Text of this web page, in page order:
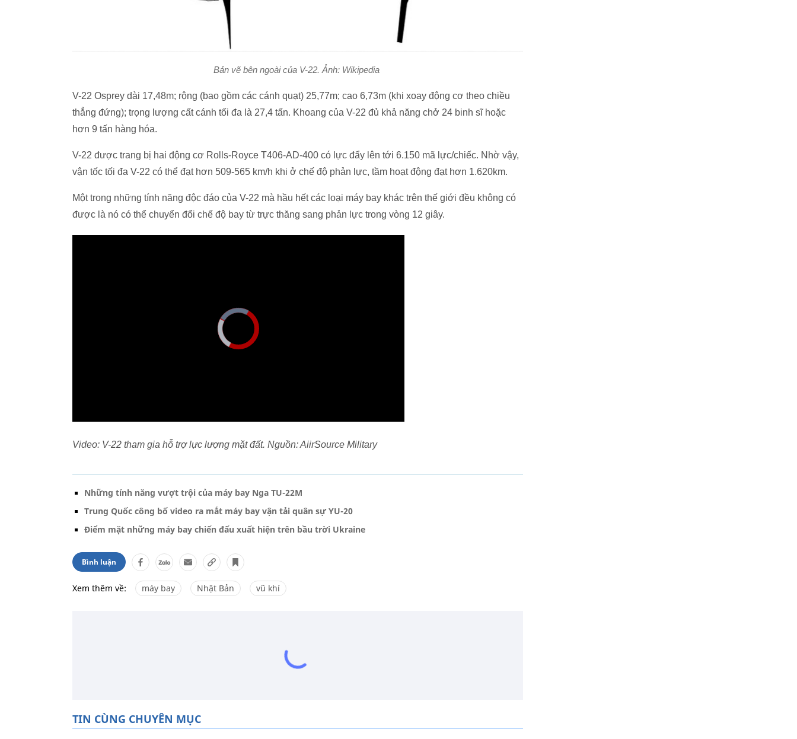
Bản vẽ bên ngoài của V-22. Ảnh: Wikipedia
V-22 Osprey dài 17,48m; rộng (bao gồm các cánh quạt) 25,77m; cao 6,73m (khi xoay động cơ theo chiều
thẳng đứng); trọng lượng cất cánh tối đa là 27,4 tấn. Khoang của V-22 đủ khả năng chở 24 binh sĩ hoặc
hơn 9 tấn hàng hóa.
V-22 được trang bị hai động cơ Rolls-Royce T406-AD-400 có lực đẩy lên tới 6.150 mã lực/chiếc. Nhờ vậy,
vận tốc tối đa V-22 có thể đạt hơn 509-565 km/h khi ở chế độ phản lực, tầm hoạt động đạt hơn 1.620km.
Một trong những tính năng độc đáo của V-22 mà hầu hết các loại máy bay khác trên thế giới đều không có
được là nó có thể chuyển đổi chế độ bay từ trực thăng sang phản lực trong vòng 12 giây.
Video: V-22 tham gia hỗ trợ lực lượng mặt đất. Nguồn: AiirSource Military
Những tính năng vượt trội của máy bay Nga TU-22M
Trung Quốc công bố video ra mắt máy bay vận tải quân sự YU-20
Điểm mặt những máy bay chiến đấu xuất hiện trên bầu trời Ukraine
Bình luận
Xem thêm về: máy bay Nhật Bản vũ khí
TIN CÙNG CHUYÊN MỤC